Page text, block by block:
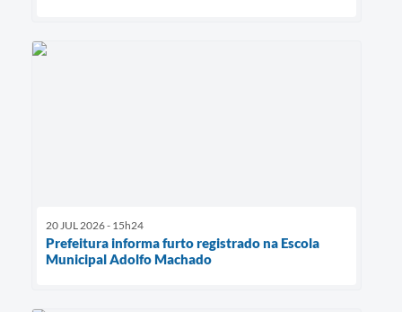
20 JUL 2026 - 15h24
Prefeitura informa furto registrado na Escola
Municipal Adolfo Machado